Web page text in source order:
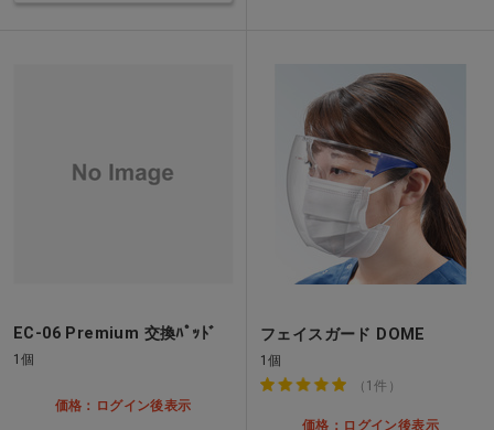
EC-06 Premium 交換ﾊﾟｯﾄﾞ
1個
価格：ログイン後表示
フェイスガード DOME
1個
（1件）
価格：ログイン後表示